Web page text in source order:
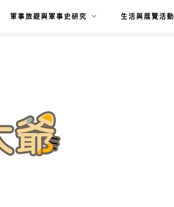
軍事旅遊與軍事史研究 生活與展覽活動